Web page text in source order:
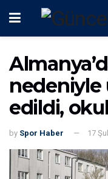
nedeniyle
edildi,
by Spor Haber 17